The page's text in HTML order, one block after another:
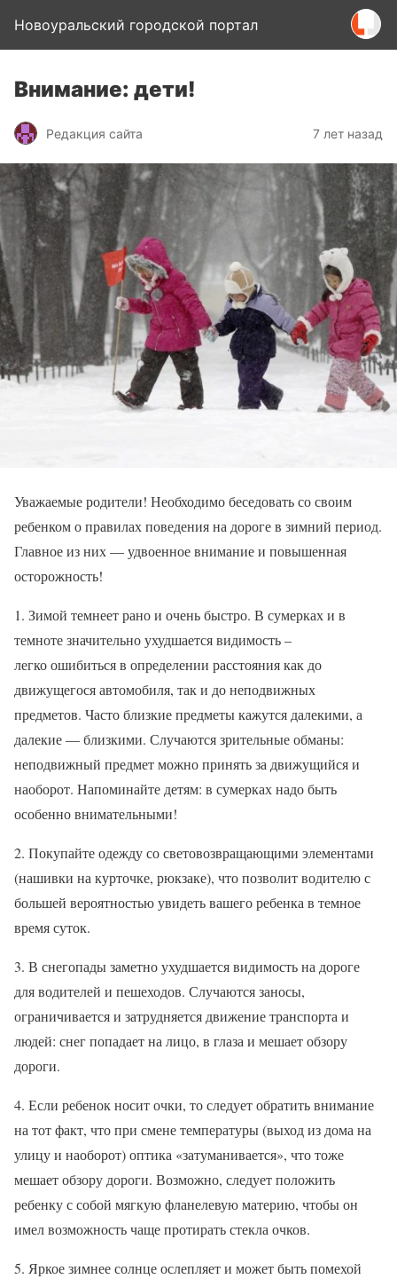
Новоуральский городской портал
Внимание: дети!
Редакция сайта 7 лет назад
Уважаемые родители! Необходимо беседовать со своим
ребенком о правилах поведения на дороге в зимний период.
Главное из них — удвоенное внимание и повышенная
осторожность!
1. Зимой темнеет рано и очень быстро. В сумерках и в
темноте значительно ухудшается видимость –
легко ошибиться в определении расстояния как до
движущегося автомобиля, так и до неподвижных
предметов. Часто близкие предметы кажутся далекими, а
далекие — близкими. Случаются зрительные обманы:
неподвижный предмет можно принять за движущийся и
наоборот. Напоминайте детям: в сумерках надо быть
особенно внимательными!
2. Покупайте одежду со световозвращающими элементами
(нашивки на курточке, рюкзаке), что позволит водителю с
большей вероятностью увидеть вашего ребенка в темное
время суток.
3. В снегопады заметно ухудшается видимость на дороге
для водителей и пешеходов. Случаются заносы,
ограничивается и затрудняется движение транспорта и
людей: снег попадает на лицо, в глаза и мешает обзору
дороги.
4. Если ребенок носит очки, то следует обратить внимание
на тот факт, что при смене температуры (выход из дома на
улицу и наоборот) оптика «затуманивается», что тоже
мешает обзору дороги. Возможно, следует положить
ребенку с собой мягкую фланелевую материю, чтобы он
имел возможность чаще протирать стекла очков.
5. Яркое зимнее солнце ослепляет и может быть помехой